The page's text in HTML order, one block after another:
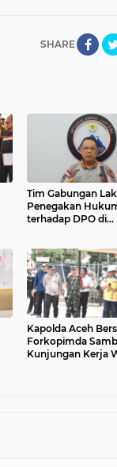
SHARE
Tim Gabungan
Penegakan
terhadap DPO di
Kapolda Aceh
Forkopimda
Kunjungan Kerja